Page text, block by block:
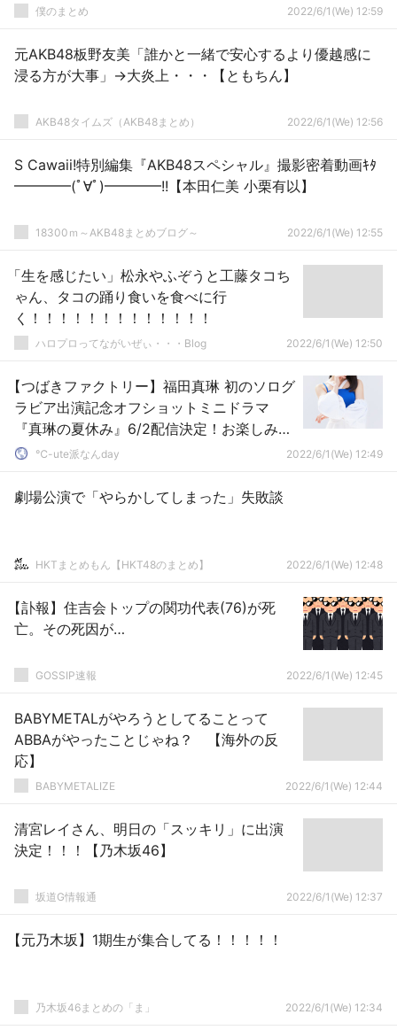
僕のまとめ 2022/6/1(We) 12:59
元AKB48板野友美「誰かと一緒で安心するより優越感に
浸る方が大事」→大炎上・・・【ともちん】
AKB48タイムズ（AKB48まとめ） 2022/6/1(We) 12:56
S Cawaii!特別編集『AKB48スペシャル』撮影密着動画ｷﾀ
━━━━(ﾟ∀ﾟ)━━━━!!【本田仁美 小栗有以】
18300ｍ～AKB48まとめブログ～ 2022/6/1(We) 12:55
「生を感じたい」松永やふぞうと工藤タコち
ゃん、タコの踊り食いを食べに行
く！！！！！！！！！！！！！
ハロプロってながいぜぃ・・・Blog 2022/6/1(We) 12:50
【つばきファクトリー】福田真琳 初のソログ
ラビア出演記念オフショットミニドラマ
『真琳の夏休み』6/2配信決定！お楽しみ
に！℃-ute派なんday 2022/6/1(We) 12:49
劇場公演で「やらかしてしまった」失敗談
HKTまとめもん【HKT48のまとめ】 2022/6/1(We) 12:48
【訃報】住吉会トップの関功代表(76)が死
亡。その死因が…
GOSSIP速報 2022/6/1(We) 12:45
BABYMETALがやろうとしてることって
ABBAがやったことじゃね？ 【海外の反
応】
BABYMETALIZE 2022/6/1(We) 12:44
清宮レイさん、明日の「スッキリ」に出演
決定！！！【乃木坂46】
坂道G情報通 2022/6/1(We) 12:37
【元乃木坂】1期生が集合してる！！！！！
乃木坂46まとめの「ま」 2022/6/1(We) 12:34